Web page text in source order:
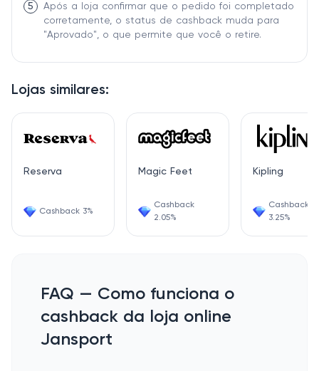
Lojas similares:
Reserva
Cashback 3%
Magic Feet
Cashback
2.05%
Kipling
Cashback
3.25%
5
Após a loja confirmar que o pedido foi completado
corretamente, o status de cashback muda para
"Aprovado", o que permite que você o retire.
FAQ — Como funciona o
cashback da loja online
Jansport